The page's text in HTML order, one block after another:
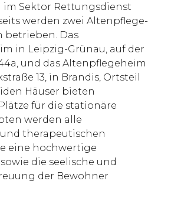
Sektor Rettungsdienst
werden zwei Altenpflege-
betrieben. Das
in Leipzig-Grünau, auf der
und das Altenpflegeheim
13, in Brandis, Ortsteil
Häuser bieten
für die stationäre
werden alle
therapeutischen
eine hochwertige
die seelische und
der Bewohner